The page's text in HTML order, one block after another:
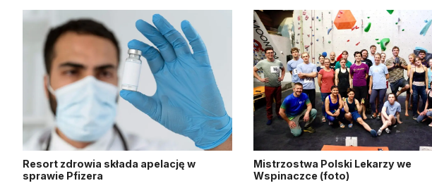
Resort zdrowia składa apelację w
sprawie Pfizera
Mistrzostwa Polski Lekarzy we
Wspinaczce (foto)